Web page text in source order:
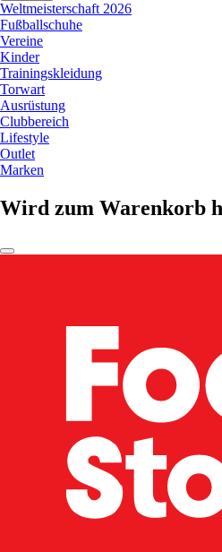
Weltmeisterschaft 2026
Fußballschuhe
Vereine
Kinder
Trainingskleidung
Torwart
Ausrüstung
Clubbereich
Lifestyle
Outlet
Marken
Wird zum Warenkorb